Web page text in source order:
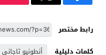
رابط مختصر
كلمات دليلية
أنطونيو تاجاني